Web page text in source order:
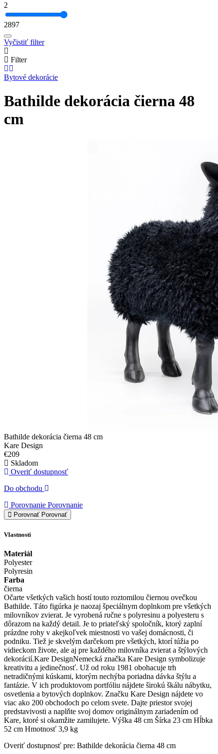
2
2897
Vyčistiť filter
Filter
Bytové dekorácie
Bathilde dekorácia čierna 48
cm
Bathilde dekorácia čierna 48 cm
Kare Design
€209
Skladom
Overiť dostupnosť
Do obchodu
Porovnanie Porovnanie
Porovnať Porovnať
Vlastnosti
Materiál
Polyester
Polyresin
Farba
čierna
Očarte všetkých vašich hostí touto roztomilou čiernou ovečkou
Bathilde. Táto figúrka je naozaj špeciálnym doplnkom pre všetkých
milovníkov zvierat. Je vyrobená ručne s polyresinu a polyesteru s
dôrazom na každý detail. Je to priateľský spoločník, ktorý zaplní
prázdne rohy v akejkoľvek miestnosti vo vašej domácnosti, či
podniku. Tiež je skvelým darčekom pre všetkých, ktorí túžia po
vidieckom živote, ale aj pre každého milovníka zvierat a štýlových
dekorácií.Kare DesignNemecká značka Kare Design symbolizuje
kreativitu a jedinečnosť. Už od roku 1981 obohacuje trh
netradičnými kúskami, ktorým nechýba poriadna dávka štýlu a
fantázie. V ich produktovom portfóliu nájdete širokú škálu nábytku,
osvetlenia a bytových doplnkov. Značku Kare Design nájdete vo
viac ako 200 obchodoch po celom svete. Dajte priestor svojej
predstavivosti a naplňte svoj domov originálnym zariadením od
Kare, ktoré si okamžite zamilujete. Výška 48 cm Šírka 23 cm Hĺbka
52 cm Hmotnosť 3,9 kg
Overiť dostupnosť pre: Bathilde dekorácia čierna 48 cm